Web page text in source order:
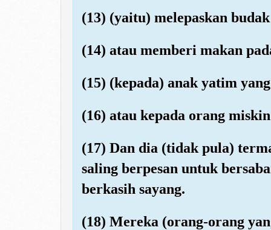
(13) (yaitu) melepaskan
(14) atau memberi makan
(15) (kepada) anak yatim
(16) atau kepada orang
(17) Dan dia (tidak pula)
saling berpesan untuk
berkasih sayang.
(18) Mereka (orang-orang